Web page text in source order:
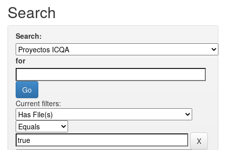
Search
Search:
for
Current filters: